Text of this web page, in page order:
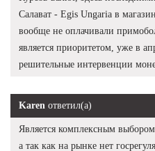
Салават - Egis Ungaria в
вообще не оплачивали
является приоритетом, уже в
решительные интервенции
Karen ответил(а)
Является комплексным
а так как на рынке нет